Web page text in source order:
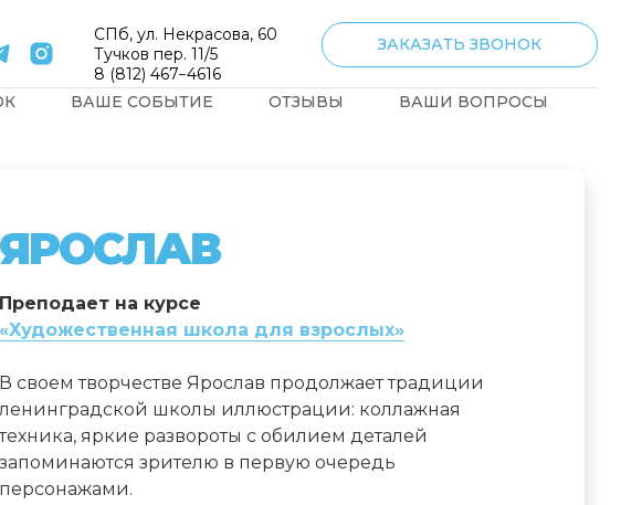
СПб, ул. Некрасова, 60
Тучков пер. 11/5
8 (812) 467−4616
ЗАКАЗАТЬ ЗВОНОК
ВАШЕ СОБЫТИЕ ОТЗЫВЫ
ВАШИ ВОПРОСЫ
Преподает на курсе
«Художественная школа для взрослых»
В своем творчестве Ярослав продолжает традиции
ленинградской школы иллюстрации: коллажная
техника, яркие развороты с обилием деталей
запоминаются зрителю в первую очередь
персонажами.
ЯРОСЛАВ